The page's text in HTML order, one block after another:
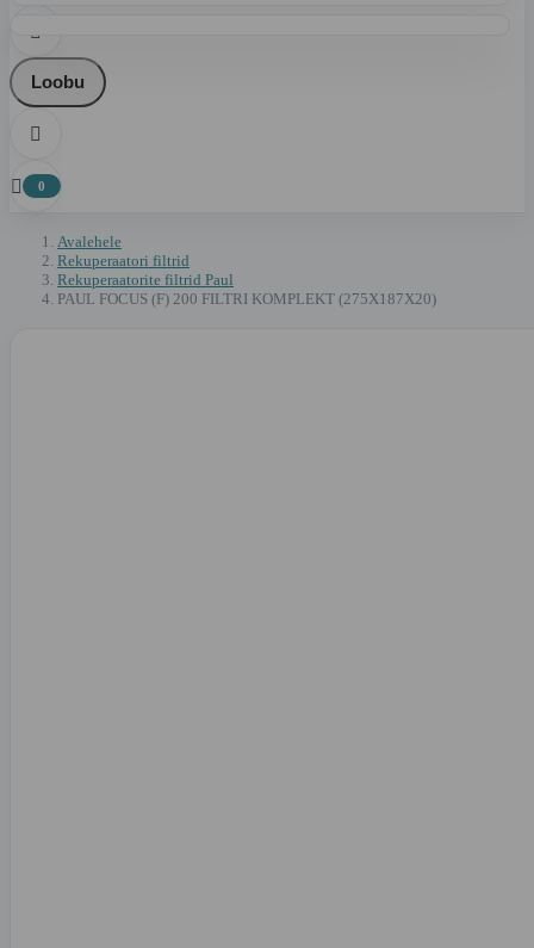

Loobu

 0
Avalehele
Rekuperaatori filtrid
Rekuperaatorite filtrid Paul
PAUL FOCUS (F) 200 FILTRI KOMPLEKT (275X187X20)